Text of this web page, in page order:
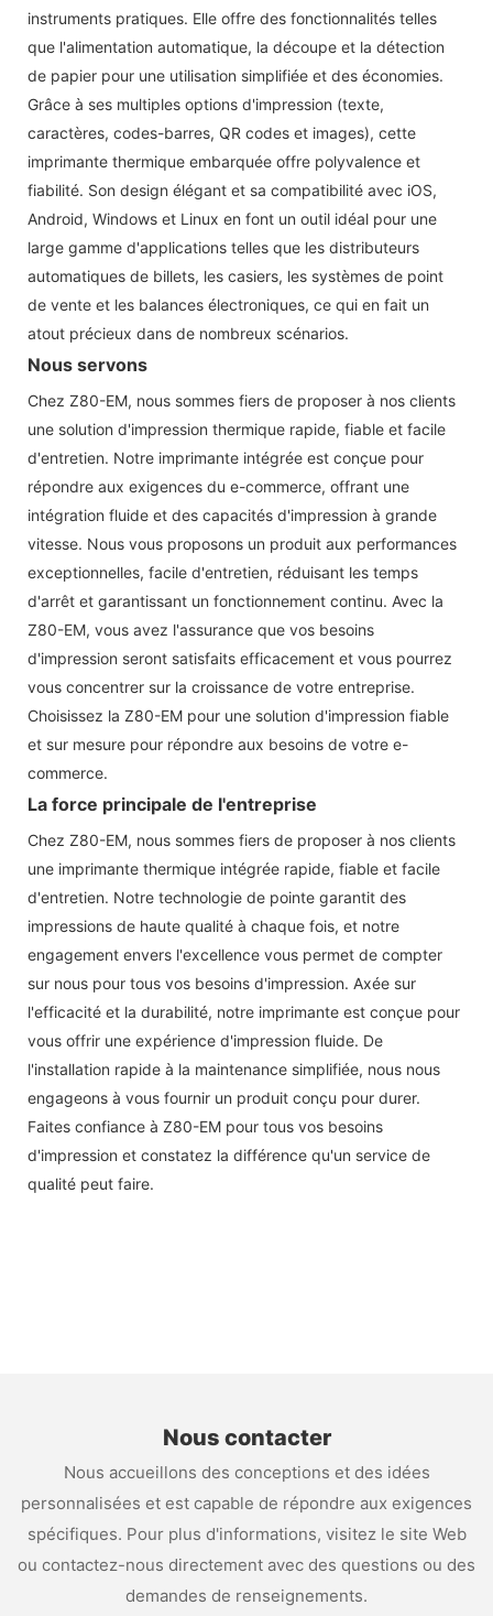
instruments pratiques. Elle offre des fonctionnalités telles
que l'alimentation automatique, la découpe et la détection
de papier pour une utilisation simplifiée et des économies.
Grâce à ses multiples options d'impression (texte,
caractères, codes-barres, QR codes et images), cette
imprimante thermique embarquée offre polyvalence et
fiabilité. Son design élégant et sa compatibilité avec iOS,
Android, Windows et Linux en font un outil idéal pour une
large gamme d'applications telles que les distributeurs
automatiques de billets, les casiers, les systèmes de point
de vente et les balances électroniques, ce qui en fait un
atout précieux dans de nombreux scénarios.
Nous servons
Chez Z80-EM, nous sommes fiers de proposer à nos clients
une solution d'impression thermique rapide, fiable et facile
d'entretien. Notre imprimante intégrée est conçue pour
répondre aux exigences du e-commerce, offrant une
intégration fluide et des capacités d'impression à grande
vitesse. Nous vous proposons un produit aux performances
exceptionnelles, facile d'entretien, réduisant les temps
d'arrêt et garantissant un fonctionnement continu. Avec la
Z80-EM, vous avez l'assurance que vos besoins
d'impression seront satisfaits efficacement et vous pourrez
vous concentrer sur la croissance de votre entreprise.
Choisissez la Z80-EM pour une solution d'impression fiable
et sur mesure pour répondre aux besoins de votre e-
commerce.
La force principale de l'entreprise
Chez Z80-EM, nous sommes fiers de proposer à nos clients
une imprimante thermique intégrée rapide, fiable et facile
d'entretien. Notre technologie de pointe garantit des
impressions de haute qualité à chaque fois, et notre
engagement envers l'excellence vous permet de compter
sur nous pour tous vos besoins d'impression. Axée sur
l'efficacité et la durabilité, notre imprimante est conçue pour
vous offrir une expérience d'impression fluide. De
l'installation rapide à la maintenance simplifiée, nous nous
engageons à vous fournir un produit conçu pour durer.
Faites confiance à Z80-EM pour tous vos besoins
d'impression et constatez la différence qu'un service de
qualité peut faire.
Nous contacter
Nous accueillons des conceptions et des idées
personnalisées et est capable de répondre aux exigences
spécifiques. Pour plus d'informations, visitez le site Web
ou contactez-nous directement avec des questions ou des
demandes de renseignements.